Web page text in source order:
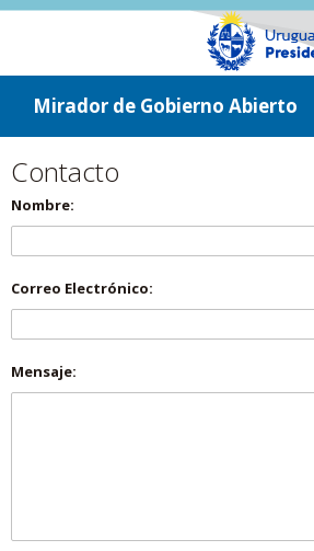
ir a contenido
ir al menú
Mirador de Gobierno Abierto
Contacto
Nombre:
Correo Electrónico:
Mensaje: